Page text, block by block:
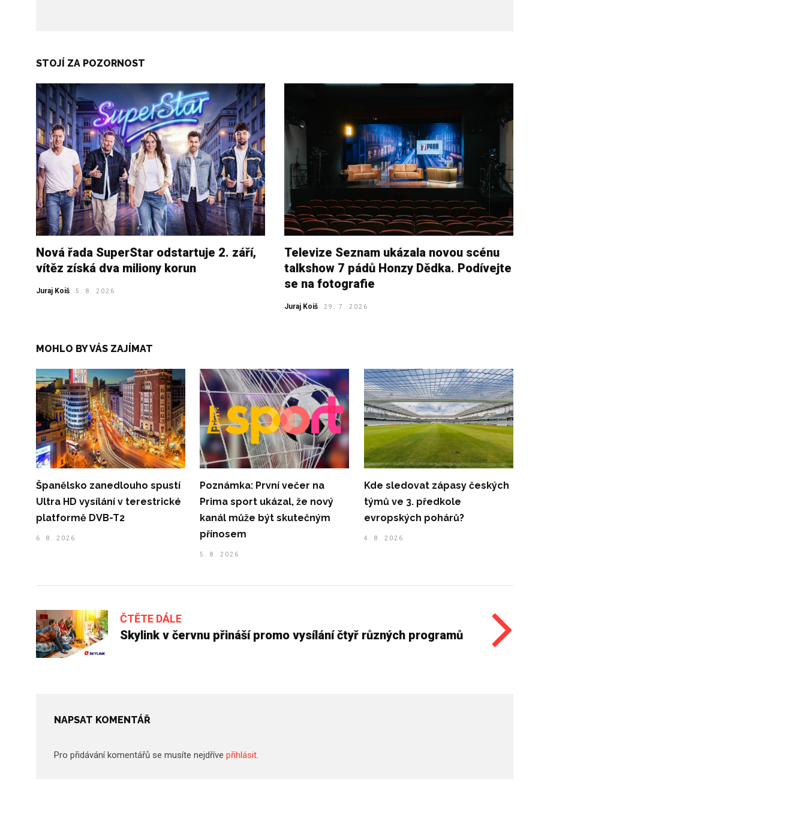
STOJÍ ZA POZORNOST
Nová řada SuperStar odstartuje 2. září,
vítěz získá dva miliony korun
Juraj Koiš 5. 8. 2026
Televize Seznam ukázala novou scénu
talkshow 7 pádů Honzy Dědka. Podívejte
se na fotografie
Juraj Koiš 29. 7. 2026
MOHLO BY VÁS ZAJÍMAT
Španělsko zanedlouho spustí
Ultra HD vysílání v terestrické
platformě DVB-T2
6. 8. 2026
Poznámka: První večer na
Prima sport ukázal, že nový
kanál může být skutečným
přínosem
5. 8. 2026
Kde sledovat zápasy českých
týmů ve 3. předkole
evropských pohárů?
4. 8. 2026
ČTĚTE DÁLE
Skylink v červnu přináší promo vysílání čtyř různých programů
NAPSAT KOMENTÁŘ
Pro přidávání komentářů se musíte nejdříve přihlásit